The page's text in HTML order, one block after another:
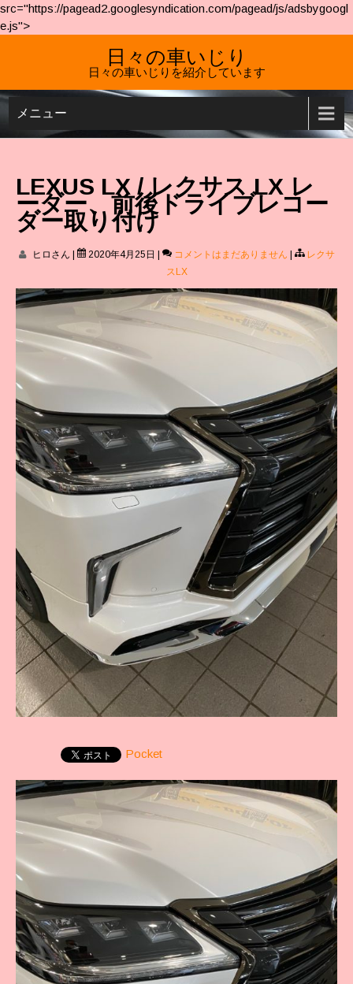
src="https://pagead2.googlesyndication.com/pagead/js/adsbygoogl
e.js">
日々の車いじり
日々の車いじりを紹介しています
メニュー
LEXUS LX / レクサス LX レ
ーダー、前後ドライブレコー
ダー取り付け
ヒロさん 2020年4月25日 コメントはまだありません
レクサ
スLX
Pocket